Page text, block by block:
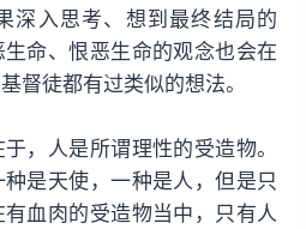
深入思考、想到最终结局的
命、恨恶生命的观念也会在
督徒都有过类似的想法。
，人是所谓理性的受造物。
是天使，一种是人，但是只
血肉的受造物当中，只有人